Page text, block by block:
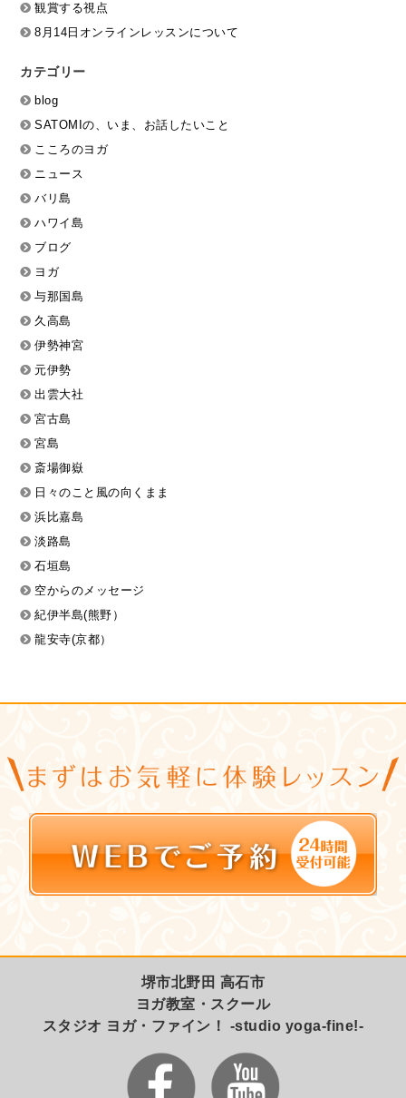
観賞する視点
8月14日オンラインレッスンについて
カテゴリー
blog
SATOMIの、いま、お話したいこと
こころのヨガ
ニュース
バリ島
ハワイ島
ブログ
ヨガ
与那国島
久高島
伊勢神宮
元伊勢
出雲大社
宮古島
宮島
斎場御嶽
日々のこと風の向くまま
浜比嘉島
淡路島
石垣島
空からのメッセージ
紀伊半島(熊野）
龍安寺(京都）
堺市北野田 高石市
ヨガ教室・スクール
スタジオ ヨガ・ファイン！ -studio yoga-fine!-